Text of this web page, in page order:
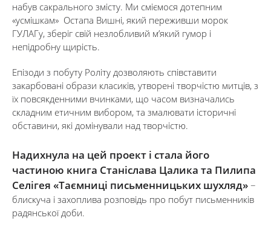
набув сакрального змісту. Ми сміємося дотепним
«усмішкам» Остапа Вишні, який переживши морок
ГУЛАГу, зберіг свій незлобливий м’який гумор і
непідробну щирість.
Епізоди з побуту Роліту дозволяють співставити
закарбовані образи класиків, утворені творчістю митців, з
їх повсякденними вчинками, що часом визначались
складним етичним вибором, та змалювати історичні
обставини, які домінували над творчістю.
Надихнула на цей проект і стала його
частиною книга Станіслава Цалика та Пилипа
Селігея «Таємниці письменницьких шухляд» −
блискуча і захоплива розповідь про побут письменників
радянської доби.